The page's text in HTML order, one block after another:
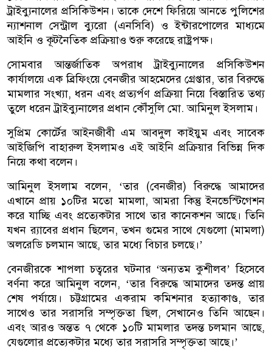
ট্রাইব্যুনালের প্রসিকিউশন। তাকে দেশে ফিরিয়ে আনতে পুলিশের
ন্যাশনাল সেন্ট্রাল ব্যুরো (এনসিবি) ও ইন্টারপোলের মাধ্যমে
আইনি ও কূটনৈতিক প্রক্রিয়াও শুরু করেছে রাষ্ট্রপক্ষ।
সোমবার আন্তর্জাতিক অপরাধ ট্রাইব্যুনালের প্রসিকিউশন
কার্যালয়ে এক ব্রিফিংয়ে বেনজীর আহমেদের গ্রেপ্তার, তার বিরুদ্ধে
মামলার সংখ্যা, ধরন এবং প্রত্যর্পণ প্রক্রিয়া নিয়ে বিস্তারিত তথ্য
তুলে ধরেন ট্রাইব্যুনালের প্রধান কৌঁসুলি মো. আমিনুল ইসলাম।
সুপ্রিম কোর্টের আইনজীবী এম আবদুল কাইয়ুম এবং সাবেক
আইজিপি বাহারুল ইসলামও এই আইনি প্রক্রিয়ার বিভিন্ন দিক
নিয়ে কথা বলেন।
আমিনুল ইসলাম বলেন, ‘তার (বেনজীর) বিরুদ্ধে আমাদের
এখানে প্রায় ১০টির মতো মামলা, আমরা কিন্তু ইনভেস্টিগেশন
করে যাচ্ছি এবং প্রত্যেকটার সাথে তার কানেকশন আছে। তিনি
যখন র‌্যাবের প্রধান ছিলেন, তখন গুমের সাথে যেগুলো (মামলা)
অলরেডি চলমান আছে, তার মধ্যে বিচার চলছে।’
বেনজীরকে শাপলা চত্বরের ঘটনার ‘অন্যতম কুশীলব’ হিসেবে
বর্ণনা করে আমিনুল বলেন, ‘তার বিরুদ্ধে আমাদের তদন্ত প্রায়
শেষ পর্যায়ে। চট্টগ্রামের একরাম কমিশনার হত্যাকাণ্ড, তার
সাথেও তার সরাসরি সম্পৃক্ততা ছিল, সেখানেও তিনি আছেন।
এবং আরও অন্তত ৭ থেকে ১০টি মামলার তদন্ত চলমান আছে,
যেগুলোর প্রত্যেকটার মধ্যে তার সরাসরি সম্পৃক্ততা আছে।’